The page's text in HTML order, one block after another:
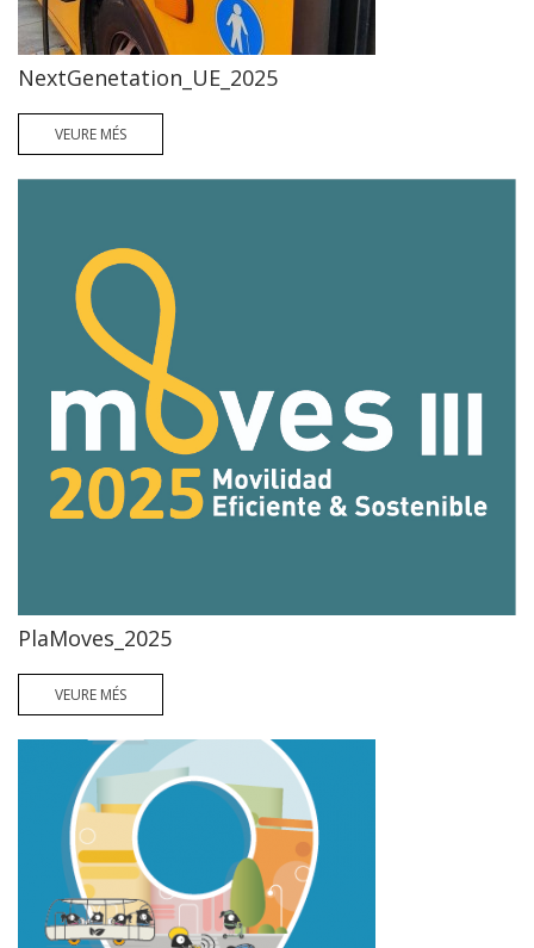
NextGenetation_UE_2025
VEURE MÉS
PlaMoves_2025
VEURE MÉS